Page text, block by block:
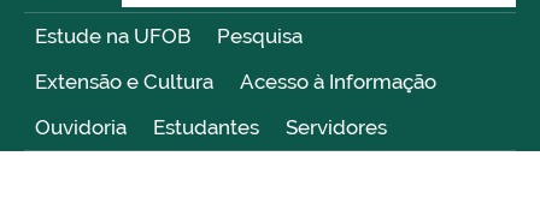
Estude na UFOB
Pesquisa
Extensão e Cultura
Acesso à Informação
Ouvidoria
Estudantes Servidores